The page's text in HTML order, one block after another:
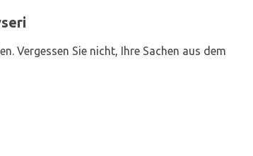
Vergessen Sie nicht, Ihre Sachen aus dem